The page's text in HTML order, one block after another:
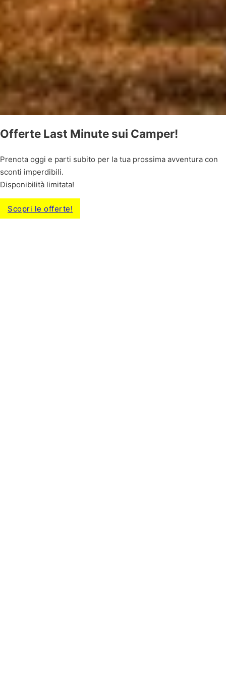
Offerte Last Minute sui Camper!
Prenota oggi e parti subito per la tua prossima avventura con
sconti imperdibili.
Disponibilità limitata!
Scopri le offerte!